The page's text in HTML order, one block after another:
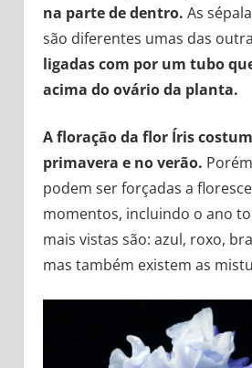
na parte de dentro. As
são diferentes umas das
ligadas com por um tubo
acima do ovário da planta.
A floração da flor Íris
primavera e no verão.
podem ser forçadas a
momentos, incluindo o ano
mais vistas são: azul, roxo,
mas também existem as